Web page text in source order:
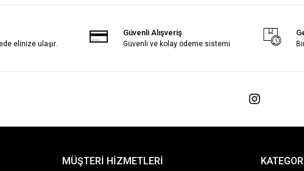
elinize ulaşır.
Güvenli Alışveriş
Güvenli ve kolay ödeme sistemi
MÜŞTERİ HİZMETLERİ